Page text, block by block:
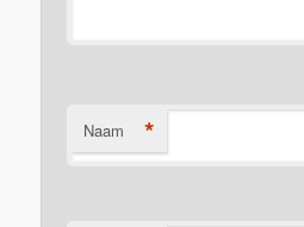
Naam *